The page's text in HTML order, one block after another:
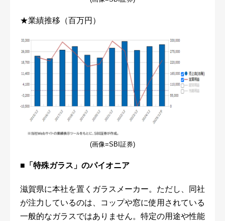
★業績推移（百万円）
(画像=SBI証券)
■「特殊ガラス」のパイオニア
滋賀県に本社を置くガラスメーカー。ただし、同社
が注力しているのは、コップや窓に使用されている
一般的なガラスではありません。特定の用途や性能